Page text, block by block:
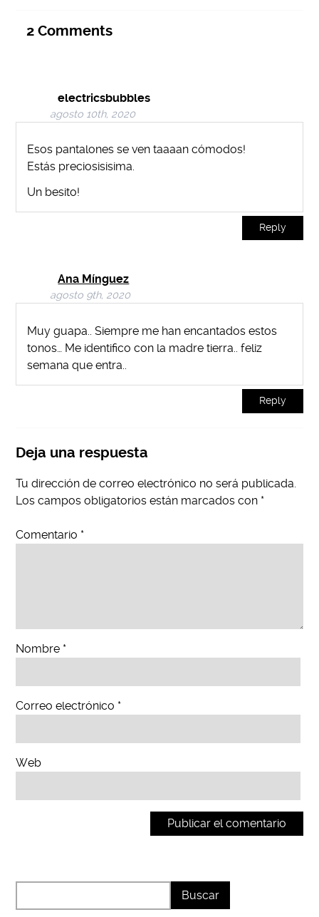
2 Comments
electricsbubbles
agosto 10th, 2020
Esos pantalones se ven taaaan cómodos!
Estás preciosisisima.
Un besito!
Reply
Ana Mínguez
agosto 9th, 2020
Muy guapa.. Siempre me han encantados estos
tonos… Me identifico con la madre tierra.. feliz
semana que entra..
Reply
Deja una respuesta
Tu dirección de correo electrónico no será publicada.
Los campos obligatorios están marcados con *
Comentario *
Nombre *
Correo electrónico *
Web